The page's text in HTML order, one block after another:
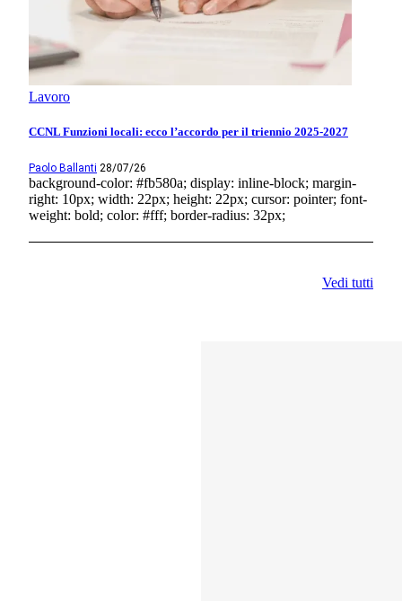
Lavoro
CCNL Funzioni locali: ecco l’accordo per il triennio 2025-2027
Paolo Ballanti 28/07/26
background-color: #fb580a; display: inline-block; margin-
right: 10px; width: 22px; height: 22px; cursor: pointer; font-
weight: bold; color: #fff; border-radius: 32px;
Vedi tutti